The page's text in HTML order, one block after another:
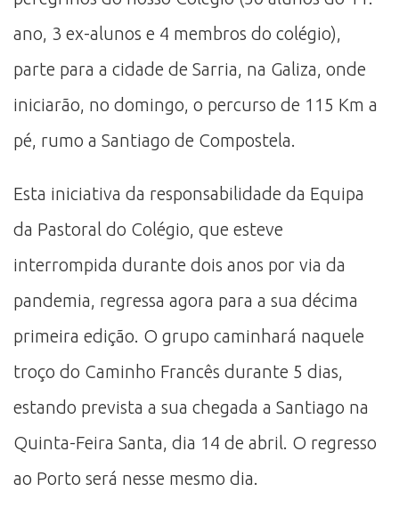
ano, 3 ex-alunos e 4 membros do colégio),
parte para a cidade de Sarria, na Galiza, onde
iniciarão, no domingo, o percurso de 115 Km a
pé, rumo a Santiago de Compostela.
Esta iniciativa da responsabilidade da Equipa
da Pastoral do Colégio, que esteve
interrompida durante dois anos por via da
pandemia, regressa agora para a sua décima
primeira edição. O grupo caminhará naquele
troço do Caminho Francês durante 5 dias,
estando prevista a sua chegada a Santiago na
Quinta-Feira Santa, dia 14 de abril. O regresso
ao Porto será nesse mesmo dia.